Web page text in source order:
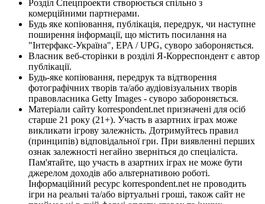
Розділ Спецпроекти створюється спільно з
комерційними партнерами.
Будь яке копіювання, публікація, передрук, чи наступне
поширення інформації, що містить посилання на
"Інтерфакс-Україна", EPA / UPG, суворо забороняється.
Власник веб-сторінки в розділі Я-Корреспондент є автор
публікації.
Будь-яке копіювання, передрук та відтворення
фотографічних творів та/або аудіовізуальних творів
правовласника Getty Images - суворо забороняється.
Матеріали сайту korrespondent.net призначені для осіб
старше 21 року (21+). Участь в азартних іграх може
викликати ігрову залежність. Дотримуйтесь правил
(принципів) відповідальної гри. При виявленні перших
ознак залежності негайно зверніться до спеціаліста.
Пам'ятайте, що участь в азартних іграх не може бути
джерелом доходів або альтернативою роботі.
Інформаційний ресурс korrespondent.net не проводить
ігри на реальні та/або віртуальні гроші, також сайт не